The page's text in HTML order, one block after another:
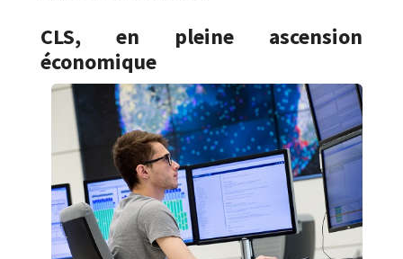
CLS, en pleine ascension
économique